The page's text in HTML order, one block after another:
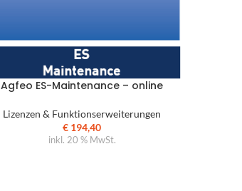
Agfeo ES-Maintenance – online
Lizenzen & Funktionserweiterungen
€ 194,40
inkl. 20 % MwSt.